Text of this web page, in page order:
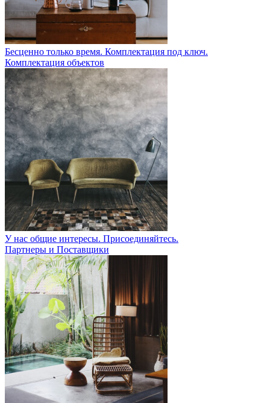
Бесценно только время. Комплектация под ключ.
Комплектация объектов
У нас общие интересы. Присоединяйтесь.
Партнеры и Поставщики